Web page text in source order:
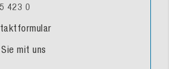
423 0
mit uns